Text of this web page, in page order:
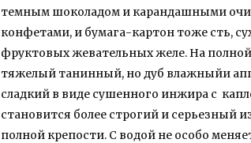
темным шоколадом и карандашными
конфетами, и бумага-картон тоже сть,
фруктовых жевательных желе. На
тяжелый танинный, но дуб влажныйи
сладкий в виде сушенного инжира с
становится более строгий и серьезный
полной крепости. С водой не особо